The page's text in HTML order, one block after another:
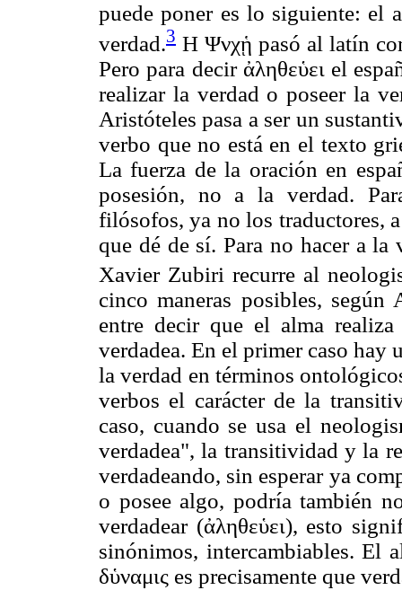
puede poner es lo siguiente: el
verdad.3 H Ψνχᾑ pasó al latín
Pero para decir ἀληθεὑει el
realizar la verdad o poseer la
Aristóteles pasa a ser un
verbo que no está en el texto
La fuerza de la oración en
posesión, no a la verdad.
filósofos, ya no los traductores,
que dé de sí. Para no hacer a
Xavier Zubiri recurre al
cinco maneras posibles,
entre decir que el alma
verdadea. En el primer caso hay
la verdad en términos
verbos el carácter de la
caso, cuando se usa el
verdadea", la transitividad y la
verdadeando, sin esperar ya
o posee algo, podría también
verdadear (ἀληθεὑει), esto
sinónimos, intercambiables. El
δὑναμις es precisamente que